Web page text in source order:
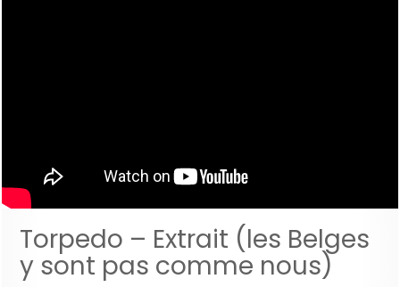
Torpedo – Extrait (les Belges
y sont pas comme nous)